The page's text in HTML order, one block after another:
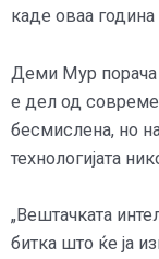
каде оваа
Деми Мур порача
е дел од
бесмислена, но
технологијата
„Вештачката
битка што ќе ја